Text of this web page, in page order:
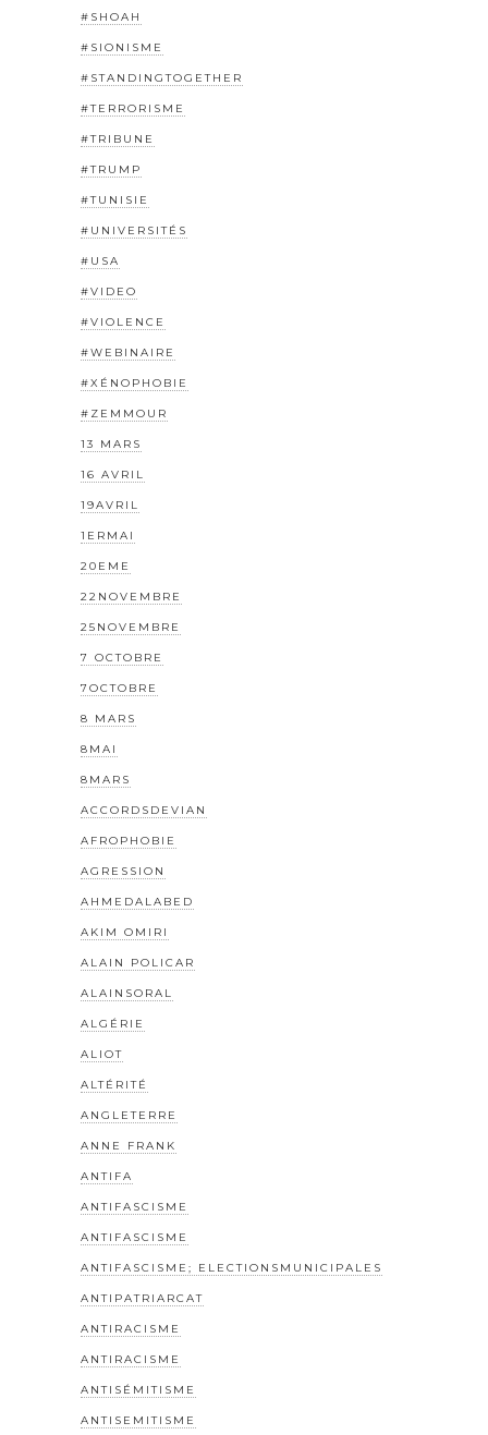
#SHOAH
#SIONISME
#STANDINGTOGETHER
#TERRORISME
#TRIBUNE
#TRUMP
#TUNISIE
#UNIVERSITÉS
#USA
#VIDEO
#VIOLENCE
#WEBINAIRE
#XÉNOPHOBIE
#ZEMMOUR
13 MARS
16 AVRIL
19AVRIL
1ERMAI
20EME
22NOVEMBRE
25NOVEMBRE
7 OCTOBRE
7OCTOBRE
8 MARS
8MAI
8MARS
ACCORDSDEVIAN
AFROPHOBIE
AGRESSION
AHMEDALABED
AKIM OMIRI
ALAIN POLICAR
ALAINSORAL
ALGÉRIE
ALIOT
ALTÉRITÉ
ANGLETERRE
ANNE FRANK
ANTIFA
ANTIFASCISME
ANTIFASCISME
ANTIFASCISME; ELECTIONSMUNICIPALES
ANTIPATRIARCAT
ANTIRACISME
ANTIRACISME
ANTISÉMITISME
ANTISEMITISME